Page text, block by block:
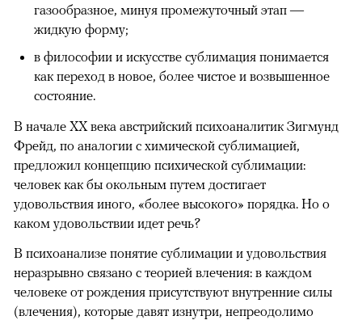
газообразное, минуя промежуточный этап —
жидкую форму;
в философии и искусстве сублимация понимается
как переход в новое, более чистое и возвышенное
состояние.
В начале ХХ века австрийский психоаналитик Зигмунд
Фрейд, по аналогии с химической сублимацией,
предложил концепцию психической сублимации:
человек как бы окольным путем достигает
удовольствия иного, «более высокого» порядка. Но о
каком удовольствии идет речь?
В психоанализе понятие сублимации и удовольствия
неразрывно связано с теорией влечения: в каждом
человеке от рождения присутствуют внутренние силы
(влечения), которые давят изнутри, непреодолимо